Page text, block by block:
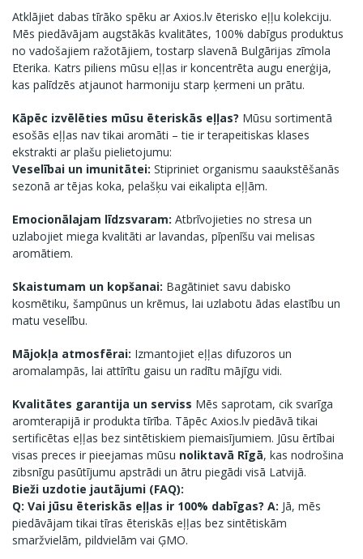
Atklājiet dabas tīrāko spēku ar Axios.lv ēterisko eļļu kolekciju.
Mēs piedāvājam augstākās kvalitātes, 100% dabīgus produktus
no vadošajiem ražotājiem, tostarp slavenā Bulgārijas zīmola
Eterika. Katrs piliens mūsu eļļas ir koncentrēta augu enerģija,
kas palīdzēs atjaunot harmoniju starp ķermeni un prātu.
Kāpēc izvēlēties mūsu ēteriskās eļļas? Mūsu sortimentā
esošās eļļas nav tikai aromāti – tie ir terapeitiskas klases
ekstrakti ar plašu pielietojumu:
Veselībai un imunitātei: Stipriniet organismu saaukstēšanās
sezonā ar tējas koka, pelašķu vai eikalipta eļļām.
Emocionālajam līdzsvaram: Atbrīvojieties no stresa un
uzlabojiet miega kvalitāti ar lavandas, pīpenīšu vai melisas
aromātiem.
Skaistumam un kopšanai: Bagātiniet savu dabisko
kosmētiku, šampūnus un krēmus, lai uzlabotu ādas elastību un
matu veselību.
Mājokļa atmosfērai: Izmantojiet eļļas difuzoros un
aromalampās, lai attīrītu gaisu un radītu mājīgu vidi.
Kvalitātes garantija un serviss Mēs saprotam, cik svarīga
aromterapijā ir produkta tīrība. Tāpēc Axios.lv piedāvā tikai
sertificētas eļļas bez sintētiskiem piemaisījumiem. Jūsu ērtībai
visas preces ir pieejamas mūsu noliktavā Rīgā, kas nodrošina
zibsnīgu pasūtījumu apstrādi un ātru piegādi visā Latvijā.
Bieži uzdotie jautājumi (FAQ):
Q: Vai jūsu ēteriskās eļļas ir 100% dabīgas? A: Jā, mēs
piedāvājam tikai tīras ēteriskās eļļas bez sintētiskām
smaržvielām, pildvielām vai ĢMO.